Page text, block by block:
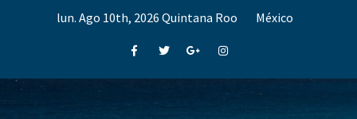
lun. Ago 10th, 2026 Quintana Roo México
FacebookTwitterGoogle+Instagram